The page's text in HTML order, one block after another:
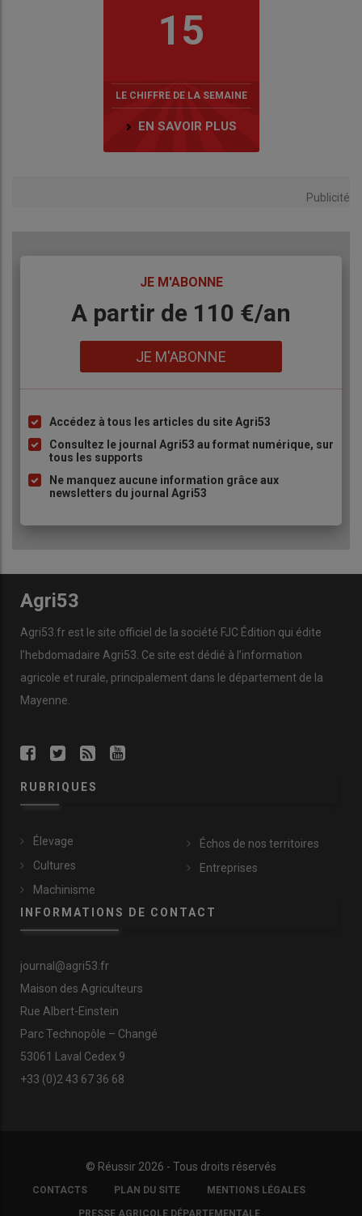
15
LE CHIFFRE DE LA SEMAINE
EN SAVOIR PLUS
Publicité
JE M'ABONNE
BodyA partir de 110 €/an
JE M'ABONNE
Liste
à
puce
Accédez à tous les articles du site Agri53
Consultez le journal Agri53 au format numérique, sur
tous les supports
Ne manquez aucune information grâce aux
newsletters du journal Agri53
Agri53
Agri53.fr est le site officiel de la société FJC Édition qui édite
l’hebdomadaire Agri53. Ce site est dédié à l’information
agricole et rurale, principalement dans le département de la
Mayenne.
RUBRIQUES
Élevage
Cultures
Machinisme
Échos de nos territoires
Entreprises
INFORMATIONS DE CONTACT
journal@agri53.fr
Maison des Agriculteurs
Rue Albert-Einstein
Parc Technopôle – Changé
53061 Laval Cedex 9
+33 (0)2 43 67 36 68
© Réussir 2026 - Tous droits réservés
FOOTER
COPYRIGHT
CONTACTS PLAN DU SITE MENTIONS LÉGALES
PRESSE AGRICOLE DÉPARTEMENTALE